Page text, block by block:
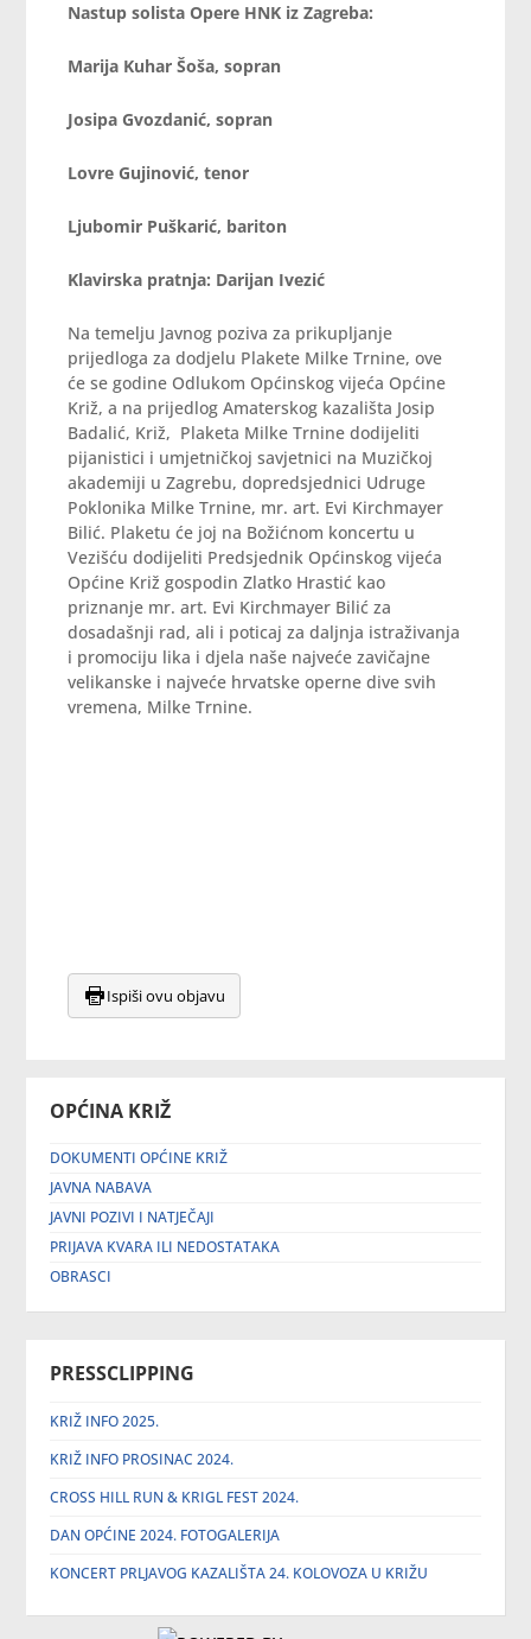
OPĆINA KRIŽ
DOKUMENTI OPĆINE KRIŽ
JAVNA NABAVA
JAVNI POZIVI I NATJEČAJI
PRIJAVA KVARA ILI NEDOSTATAKA
OBRASCI
PRESSCLIPPING
KRIŽ INFO 2025.
KRIŽ INFO PROSINAC 2024.
CROSS HILL RUN & KRIGL FEST 2024.
DAN OPĆINE 2024. FOTOGALERIJA
KONCERT PRLJAVOG KAZALIŠTA 24. KOLOVOZA U KRIŽU
Nastup solista Opere HNK iz Zagreba:
Marija Kuhar Šoša, sopran
Josipa Gvozdanić, sopran
Lovre Gujinović, tenor
Ljubomir Puškarić, bariton
Klavirska pratnja: Darijan Ivezić
Na temelju Javnog poziva za prikupljanje
prijedloga za dodjelu Plakete Milke Trnine, ove
će se godine Odlukom Općinskog vijeća Općine
Križ, a na prijedlog Amaterskog kazališta Josip
Badalić, Križ, Plaketa Milke Trnine dodijeliti
pijanistici i umjetničkoj savjetnici na Muzičkoj
akademiji u Zagrebu, dopredsjednici Udruge
Poklonika Milke Trnine, mr. art. Evi Kirchmayer
Bilić. Plaketu će joj na Božićnom koncertu u
Vezišću dodijeliti Predsjednik Općinskog vijeća
Općine Križ gospodin Zlatko Hrastić kao
priznanje mr. art. Evi Kirchmayer Bilić za
dosadašnji rad, ali i poticaj za daljnja istraživanja
i promociju lika i djela naše najveće zavičajne
velikanske i najveće hrvatske operne dive svih
vremena, Milke Trnine.
Ispiši ovu objavu